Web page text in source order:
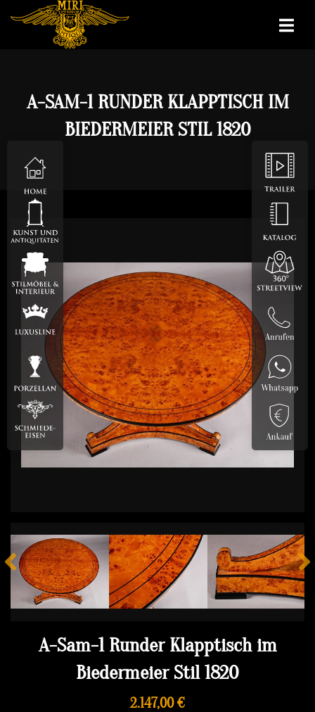
A-SAM-1 RUNDER KLAPPTISCH IM
BIEDERMEIER STIL 1820
A-Sam-1 Runder Klapptisch im
Biedermeier Stil 1820
2.147,00 €